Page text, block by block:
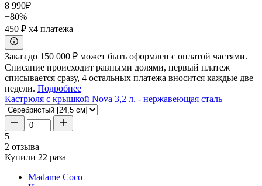
8 990₽
−80%
450 ₽ x4 платежа
Заказ до 150 000 ₽ может быть оформлен с оплатой частями.
Списание происходит равными долями, первый платеж
списывается сразу, 4 остальных платежа вносится каждые две
недели. Подробнее
Кастрюля с крышкой Nova 3,2 л. - нержавеющая сталь
5
2 отзыва
Купили 22 раза
Madame Coco